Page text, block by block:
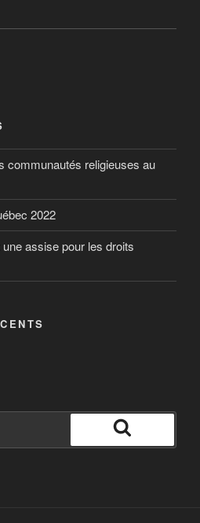
communautés religieuses au
2022
assise pour les droits